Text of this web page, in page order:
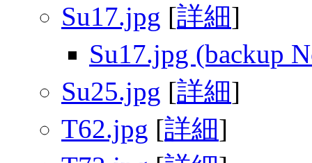
Su17.jpg [詳細]
Su17.jpg (backup
Su25.jpg [詳細]
T62.jpg [詳細]